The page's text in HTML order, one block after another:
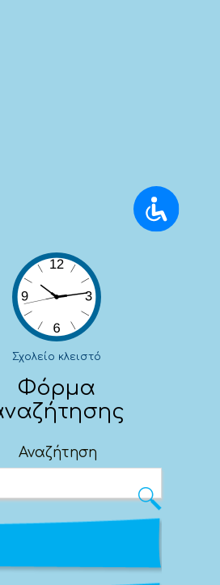
Σχολείο κλειστό
Φόρμα
Αναζήτηση
AMEA
για πιο
συνθήκες.
(άσπρο - μαύρο)
γραμματοσειρών για